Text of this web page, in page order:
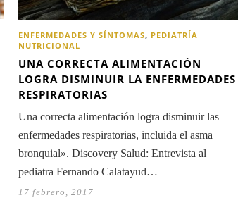
ENFERMEDADES Y SÍNTOMAS
PEDIATRÍA
NUTRICIONAL
UNA CORRECTA ALIMENTACIÓN
LOGRA DISMINUIR LA ENFERMEDADES
RESPIRATORIAS
Una correcta alimentación logra disminuir las
enfermedades respiratorias, incluida el asma
bronquial». Discovery Salud: Entrevista al
pediatra Fernando Calatayud…
17 febrero, 2017